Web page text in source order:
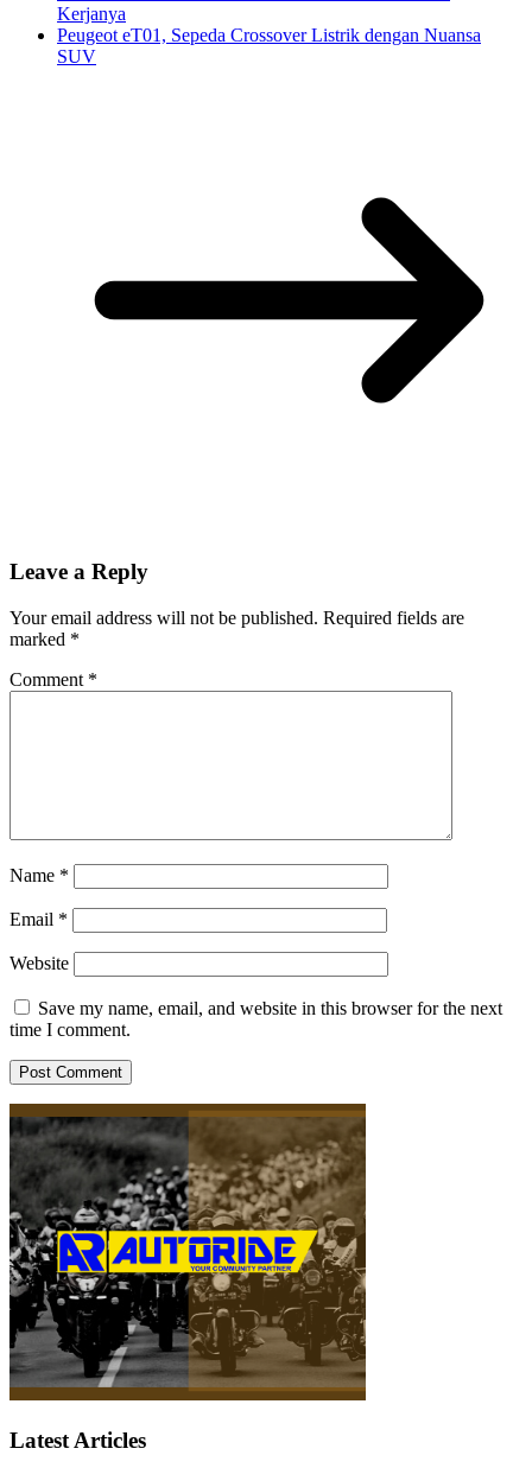
Kerjanya
Peugeot eT01, Sepeda Crossover Listrik dengan Nuansa
SUV
Leave a Reply
Your email address will not be published. Required fields are
marked *
Comment *
Name *
Email *
Website
Save my name, email, and website in this browser for the next
time I comment.
Latest Articles